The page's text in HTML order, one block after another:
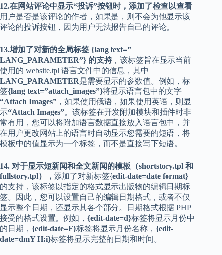
12.在网站评论中显示“投诉”按钮时，添加了检查以查看
用户是否是该评论的作者，如果是，则不会为他显示该
评论的投诉按钮，因为用户无法报告自己的评论。
13.增加了对新的全局标签 {lang text=”
LANG_PARAMETER”} 的支持，该标签旨在显示当前
使用的 website.tpl 语言文件中的信息，其中
LANG_PARAMETER是需要显示的参数值。例如，标
签{lang text=”attach_images”}将显示语言包中的文字
“Attach Images” ，如果使用俄语，如果使用英语，则显
示“Attach Images”。该标签在开发附加模块和插件时非
常有用，您可以将附加语言数据直接放入语言包中，并
在用户更改网站上的语言时自动显示您需要的短语，将
模板中的值显示为一个标签，而不是直接写下短语。
14. 对于显示短新闻和全文新闻的模板（shortstory.tpl 和
fullstory.tpl）， 添加了对新标签{edit-date=date format}
的支持，该标签以指定的格式显示出版物的编辑日期标
签。因此，您可以设置自己的编辑日期格式，或者不仅
显示整个日期，还显示其各个部分。日期格式根据 PHP
接受的格式设置。例如， {edit-date=d}标签将显示月份中
的日期， {edit-date=F}标签将显示月份名称， {edit-
date=dmY H:i}标签将显示完整的日期和时间。